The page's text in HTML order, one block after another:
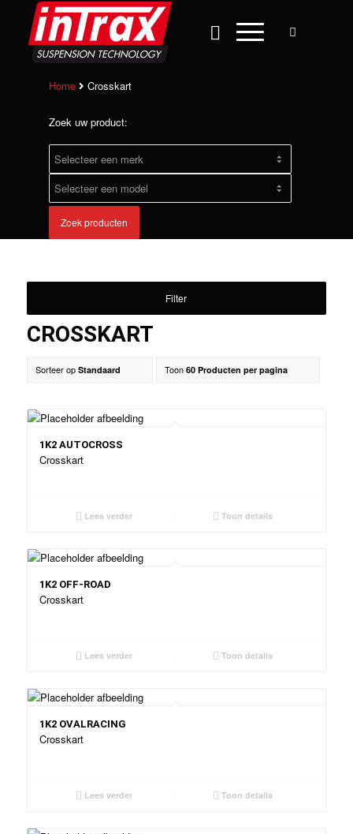
Home Crosskart
Zoek uw product:
Zoek producten
Filter
CROSSKART
Sorteer op Standaard Toon 60 Producten per pagina
1K2 AUTOCROSS
Crosskart
Lees verder Toon details
1K2 OFF-ROAD
Crosskart
Lees verder Toon details
1K2 OVALRACING
Crosskart
Lees verder Toon details